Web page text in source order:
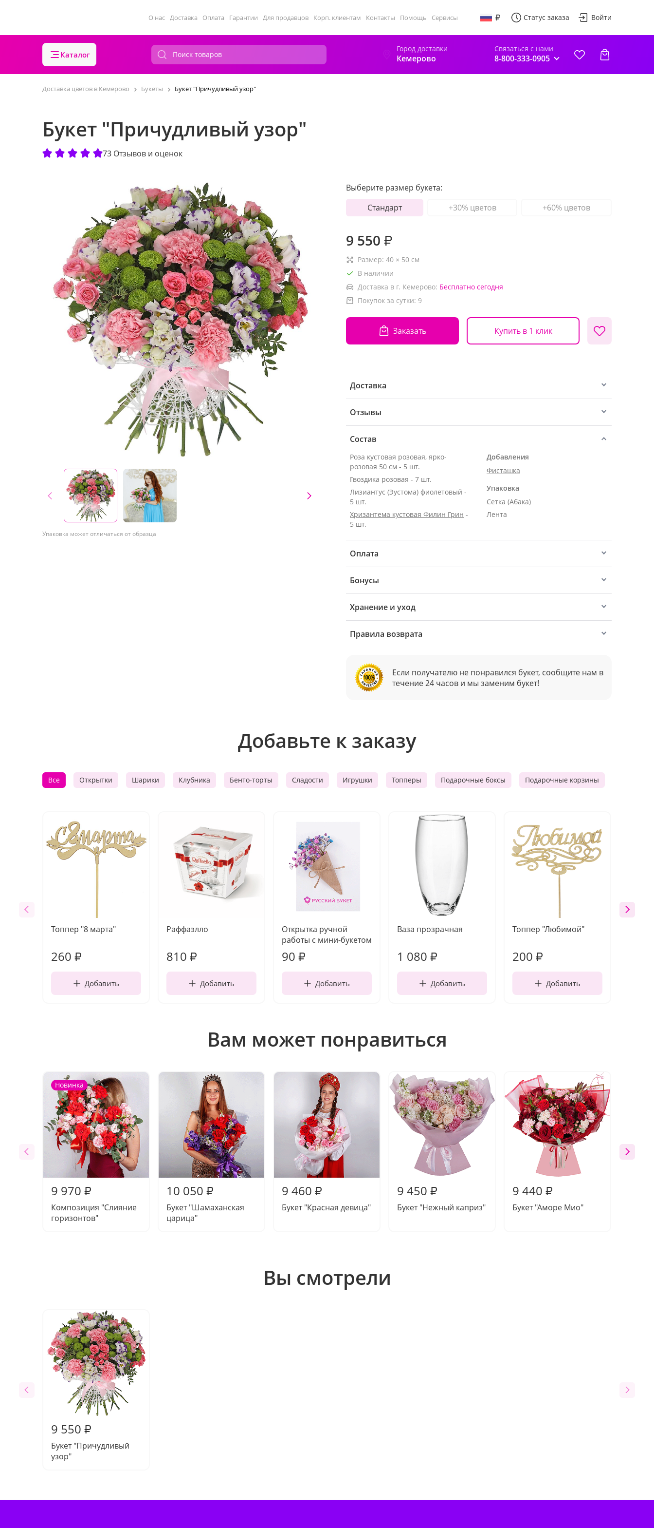
О нас Доставка Оплата Гарантии Для продавцов Корп. клиентам Контакты Помощь Сервисы Статус заказа Войти
Каталог
Город доставки
Кемерово
Связаться с нами
8-800-333-0905
Доставка цветов в Кемерово Букеты Букет "Причудливый узор"
Букет "Причудливый узор"
73 Отзывов и оценок
Упаковка может отличаться от образца
Выберите размер букета:
Стандарт
+30% цветов +60% цветов
9 550 ₽
Размер: 40 × 50 см
В наличии
Доставка в г. Кемерово: Бесплатно сегодня
Покупок за сутки: 9
Заказать Купить в 1 клик
Доставка
Отзывы
Состав
Роза кустовая розовая, ярко-
розовая 50 см - 5 шт.
Гвоздика розовая - 7 шт.
Лизиантус (Эустома) фиолетовый -
5 шт.
Хризантема кустовая Филин Грин -
5 шт.
Добавления
Фисташка
Упаковка
Сетка (Абака)
Лента
Оплата
Бонусы
Хранение и уход
Правила возврата
Если получателю не понравился букет, сообщите нам в
течение 24 часов и мы заменим букет!
Добавьте к заказу
Все Открытки Шарики Клубника Бенто-торты Сладости Игрушки Топперы Подарочные боксы Подарочные корзины
Топпер "8 марта"
260 ₽
Добавить
Раффаэлло
810 ₽
Добавить
Открытка ручной
работы с мини-букетом
90 ₽
Добавить
Ваза прозрачная
1 080 ₽
Добавить
Топпер "Любимой"
200 ₽
Добавить
Вам может понравиться
Новинка
9 970 ₽
Композиция "Слияние
горизонтов"
10 050 ₽
Букет "Шамаханская
царица"
9 460 ₽
Букет "Красная девица"
9 450 ₽
Букет "Нежный каприз"
9 440 ₽
Букет "Аморе Мио"
Вы смотрели
9 550 ₽
Букет "Причудливый
узор"